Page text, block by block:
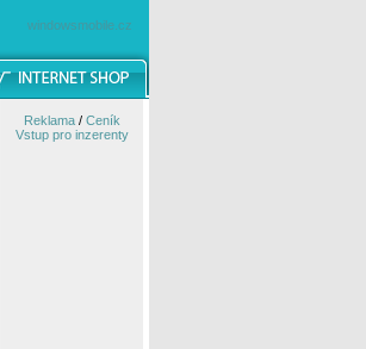
windowsmobile.cz
Reklama/ Ceník
Vstup pro inzerenty